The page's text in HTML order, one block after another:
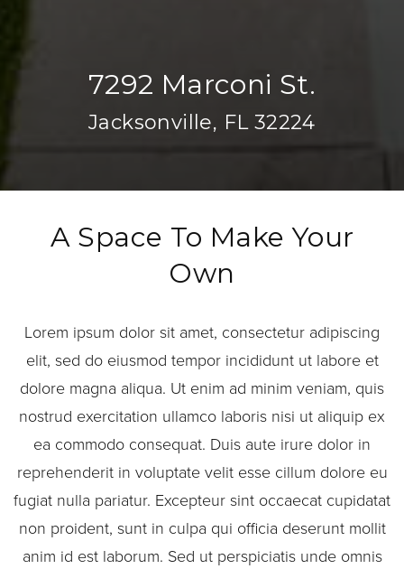
7292 Marconi St.
Jacksonville, FL 32224
A Space To Make Your
Own
Lorem ipsum dolor sit amet, consectetur adipiscing
elit, sed do eiusmod tempor incididunt ut labore et
dolore magna aliqua. Ut enim ad minim veniam, quis
nostrud exercitation ullamco laboris nisi ut aliquip ex
ea commodo consequat. Duis aute irure dolor in
reprehenderit in voluptate velit esse cillum dolore eu
fugiat nulla pariatur. Excepteur sint occaecat cupidatat
non proident, sunt in culpa qui officia deserunt mollit
anim id est laborum. Sed ut perspiciatis unde omnis